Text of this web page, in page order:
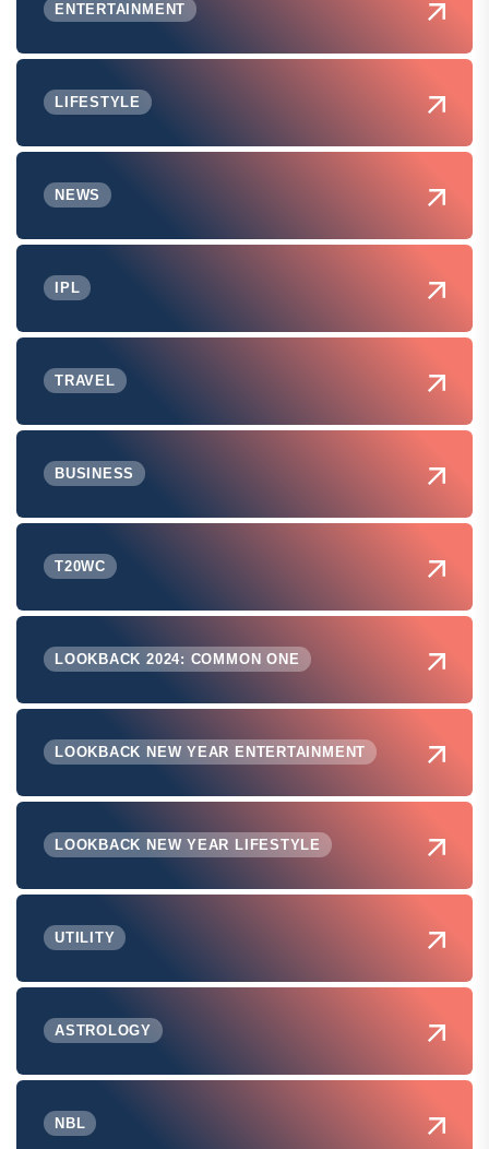
ENTERTAINMENT
LIFESTYLE
NEWS
IPL
TRAVEL
BUSINESS
T20WC
LOOKBACK 2024: COMMON ONE
LOOKBACK NEW YEAR ENTERTAINMENT
LOOKBACK NEW YEAR LIFESTYLE
UTILITY
ASTROLOGY
NBL